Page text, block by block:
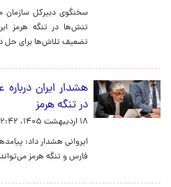
سخنگوی دبیرکل
تنش‌ها در تنگه هرمز
تضعیف تلاش‌ها برای حل
هشدار ایران
در تنگه هرمز
۱۸ اردیبهشت ۱۴۰۵، ۲۲:۴۲
ایروانی هشدار داد:
فارس و تنگه هرمز